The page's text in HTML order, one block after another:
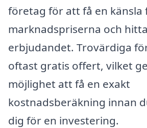
företag för att få en känsla
marknadspriserna och
erbjudandet. Trovärdiga
oftast gratis offert, vilket
möjlighet att få en exakt
kostnadsberäkning innan
dig för en investering.